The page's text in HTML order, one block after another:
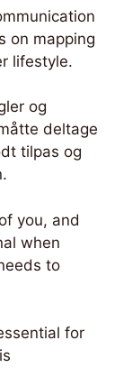
on mapping
lifestyle.
og
deltage
tilpas og
you, and
when
to
for